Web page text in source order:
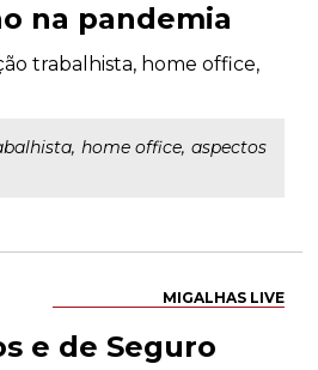
na pandemia
trabalhista, home office,
home office, aspectos
MIGALHAS LIVE
e de Seguro